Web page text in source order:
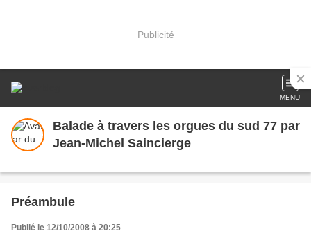
Publicité
MENU
Balade à travers les orgues du sud 77 par
Jean-Michel Saincierge
Préambule
Publié le 12/10/2008 à 20:25